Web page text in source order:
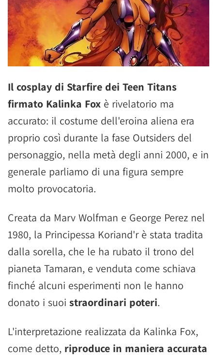
Il cosplay di Starfire dei Teen Titans
firmato Kalinka Fox è rivelatorio ma
accurato: il costume dell'eroina aliena era
proprio così durante la fase Outsiders del
personaggio, nella metà degli anni 2000, e in
generale parliamo di una figura sempre
molto provocatoria.
Creata da Marv Wolfman e George Perez nel
1980, la Principessa Koriand'r è stata tradita
dalla sorella, che le ha rubato il trono del
pianeta Tamaran, e venduta come schiava
finché alcuni esperimenti non le hanno
donato i suoi straordinari poteri.
L'interpretazione realizzata da Kalinka Fox,
come detto, riproduce in maniera accurata